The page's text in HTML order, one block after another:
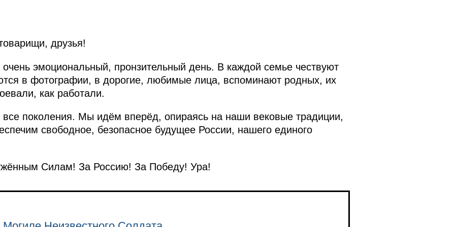
друзья!
эмоциональный, пронзительный день. В каждой семье чествуют
в фотографии, в дорогие, любимые лица, вспоминают родных, их
как работали.
поколения. Мы идём вперёд, опираясь на наши вековые традиции,
свободное, безопасное будущее России, нашего единого
Силам! За Россию! За Победу! Ура!